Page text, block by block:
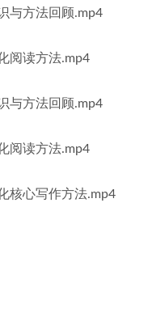
与方法回顾.mp4
阅读方法.mp4
与方法回顾.mp4
阅读方法.mp4
核心写作方法.mp4